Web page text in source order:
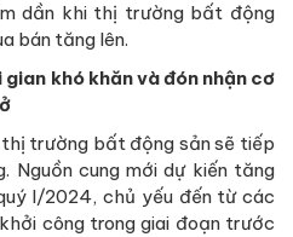
dần khi thị trường bất động
bán tăng lên.
khó khăn và đón nhận cơ
trường bất động sản sẽ tiếp
cung mới dự kiến tăng
I/2024, chủ yếu đến từ các
công trong giai đoạn trước